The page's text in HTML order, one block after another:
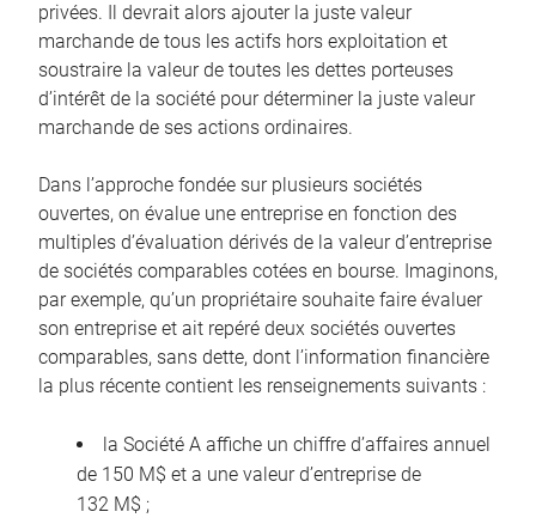
privées. Il devrait alors ajouter la juste valeur
marchande de tous les actifs hors exploitation et
soustraire la valeur de toutes les dettes porteuses
d’intérêt de la société pour déterminer la juste valeur
marchande de ses actions ordinaires.
Dans l’approche fondée sur plusieurs sociétés
ouvertes, on évalue une entreprise en fonction des
multiples d’évaluation dérivés de la valeur d’entreprise
de sociétés comparables cotées en bourse. Imaginons,
par exemple, qu’un propriétaire souhaite faire évaluer
son entreprise et ait repéré deux sociétés ouvertes
comparables, sans dette, dont l’information financière
la plus récente contient les renseignements suivants :
la Société A affiche un chiffre d’affaires annuel
de 150 M$ et a une valeur d’entreprise de
132 M$ ;